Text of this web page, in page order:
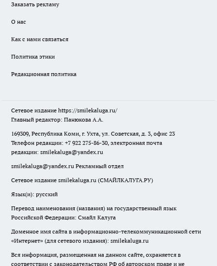
Заказать рекламу
О нас
Как с нами связаться
Политика этики
Редакционная политика
Сетевое издание https://smilekaluga.ru/
Главный редактор: Панюкова А.А.
169309, Республика Коми, г. Ухта, ул. Советская, д. 3, офис 23
Телефон редакции: +7 922 275-86-30, электронная почта
редакции: smilekaluga@yandex.ru
smilekaluga@yandex.ru Рекламный отдел
Сетевое издание smilekaluga.ru (СМАЙЛКАЛУГА.РУ)
Язык(и): русский
Перевод наименования (названия) на государственный язык
Российской Федерации: Смайл Калуга
Доменное имя сайта в информационно-телекоммуникационной сети
«Интернет» (для сетевого издания): smilekaluga.ru
Вся информация, размещенная на данном сайте, охраняется в
соответствии с законодательством РФ об авторском праве и не